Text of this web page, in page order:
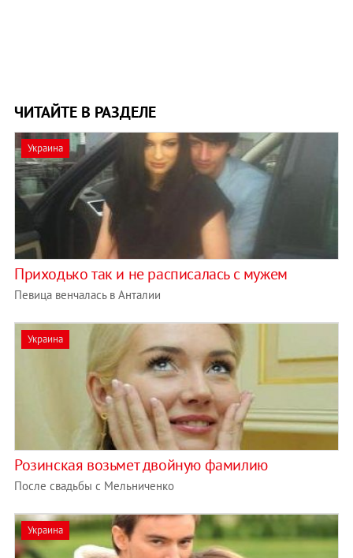
ЧИТАЙТЕ В РАЗДЕЛЕ
Украина
Приходько так и не расписалась с мужем
Певица венчалась в Анталии
Украина
Розинская возьмет двойную фамилию
После свадьбы с Мельниченко
Украина